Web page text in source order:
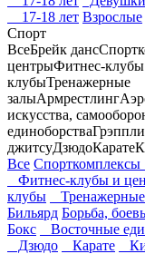
17-18 лет Взрослые
Спорт
ВсеБрейк данс
центрыФитнес-
клубыТренажерные
залыАрмрестлинг
искусства,
единоборства
джитсуДзюдоКарате
Все Спорткомплексы
Фитнес-клубы и
клубы
Бильярд Борьба,
Бокс
Восточные
Дзюдо
Карате